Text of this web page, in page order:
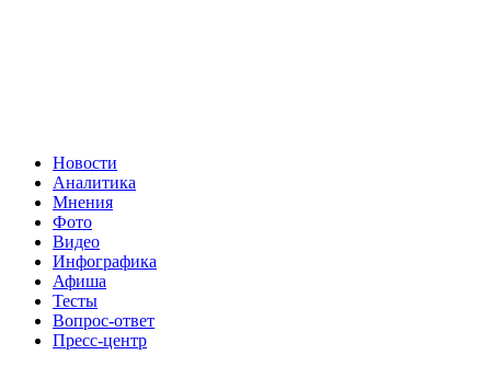
Новости
Аналитика
Мнения
Фото
Видео
Инфографика
Афиша
Тесты
Вопрос-ответ
Пресс-центр